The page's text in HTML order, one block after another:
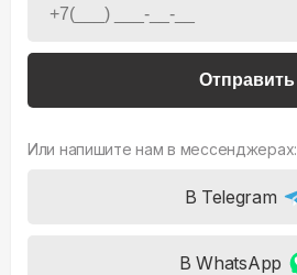
Отправить
Или напишите нам в мессенджерах:
В Telegram
В WhatsApp